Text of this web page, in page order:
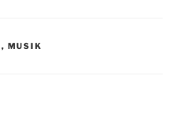
, MUSIK